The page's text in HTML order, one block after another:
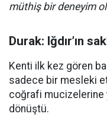
müthiş bir deneyim
Durak: Iğdır’ın
Kenti ilk kez gören
sadece bir mesleki
coğrafi mucizelerine
dönüştü.